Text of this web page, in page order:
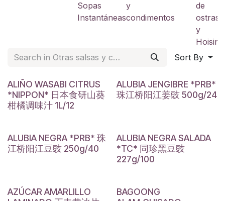
Sopas
Instantáneas
y
condimentos
de
ostras
y
Hoisin
Sort By
ALIÑO WASABI CITRUS
*NIPPON* 日本食研山葵
柑橘调味汁 1L/12
ALUBIA JENGIBRE *PRB*
珠江桥阳江姜豉 500g/24
ALUBIA NEGRA *PRB* 珠
江桥阳江豆豉 250g/40
ALUBIA NEGRA SALADA
*TC* 同珍黑豆豉
227g/100
AZÚCAR AMARLILLO
BAGOONG